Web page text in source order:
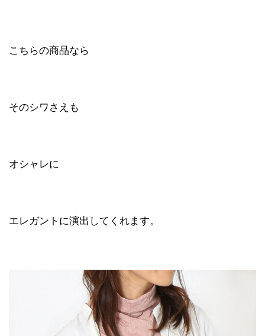
こちらの商品なら
そのシワさえも
オシャレに
エレガントに演出してくれます。